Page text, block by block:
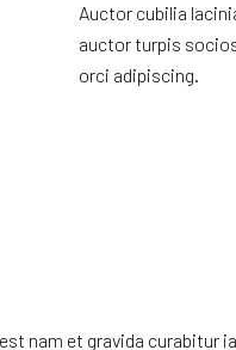
Auctor cubilia
auctor turpis
orci adipiscing.
nam et gravida curabitur